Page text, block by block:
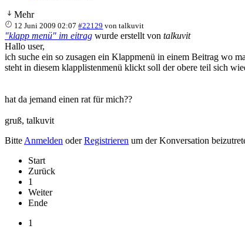
Mehr
12 Juni 2009 02:07 #22129 vontalkuvit
"klapp menü" im eitrag wurde erstellt von talkuvit
Hallo user,
ich suche ein so zusagen ein Klappmenü in einem Beitrag wo
steht in diesem klapplistenmenü klickt soll der obere teil sich
hat da jemand einen rat für mich??
gruß, talkuvit
Bitte Anmelden oderRegistrieren um der Konversation
Start
Zurück
1
Weiter
Ende
1